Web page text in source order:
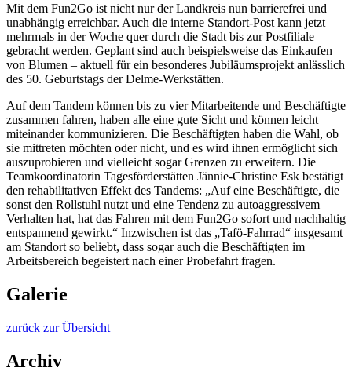
Mit dem Fun2Go ist nicht nur der Landkreis nun barrierefrei und
unabhängig erreichbar. Auch die interne Standort-Post kann jetzt
mehrmals in der Woche quer durch die Stadt bis zur Postfiliale
gebracht werden. Geplant sind auch beispielsweise das Einkaufen
von Blumen – aktuell für ein besonderes Jubiläumsprojekt anlässlich
des 50. Geburtstags der Delme-Werkstätten.
Auf dem Tandem können bis zu vier Mitarbeitende und Beschäftigte
zusammen fahren, haben alle eine gute Sicht und können leicht
miteinander kommunizieren. Die Beschäftigten haben die Wahl, ob
sie mittreten möchten oder nicht, und es wird ihnen ermöglicht sich
auszuprobieren und vielleicht sogar Grenzen zu erweitern. Die
Teamkoordinatorin Tagesförderstätten Jännie-Christine Esk bestätigt
den rehabilitativen Effekt des Tandems: „Auf eine Beschäftigte, die
sonst den Rollstuhl nutzt und eine Tendenz zu autoaggressivem
Verhalten hat, hat das Fahren mit dem Fun2Go sofort und nachhaltig
entspannend gewirkt.“ Inzwischen ist das „Tafö-Fahrrad“ insgesamt
am Standort so beliebt, dass sogar auch die Beschäftigten im
Arbeitsbereich begeistert nach einer Probefahrt fragen.
Galerie
zurück zur Übersicht
Archiv